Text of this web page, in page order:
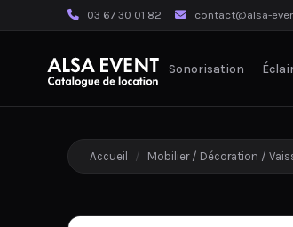
03 67 30 01 82 contact@alsa-
Sonorisation
Accueil / Mobilier / Décoration /